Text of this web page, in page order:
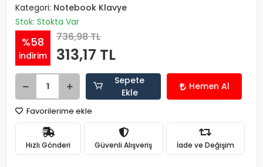
Kategori: Notebook Klavye
Stok: Stokta Var
%58
indirim
736,98 TL
313,17 TL
Sepete
Ekle
Hemen Al
Favorilerime ekle
Hızlı Gönderi Güvenli Alışveriş İade ve Değişim